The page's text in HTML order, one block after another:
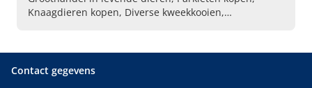
Knaagdieren kopen, Diverse kweekkooien,
Contact gegevens